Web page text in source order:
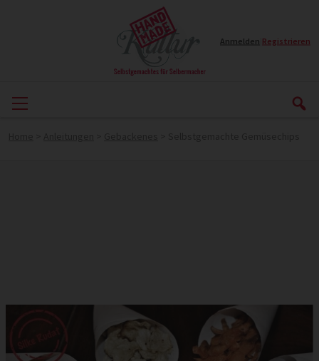
Anmelden Registrieren